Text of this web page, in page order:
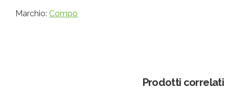
Marchio: Compo
Prodotti correlati